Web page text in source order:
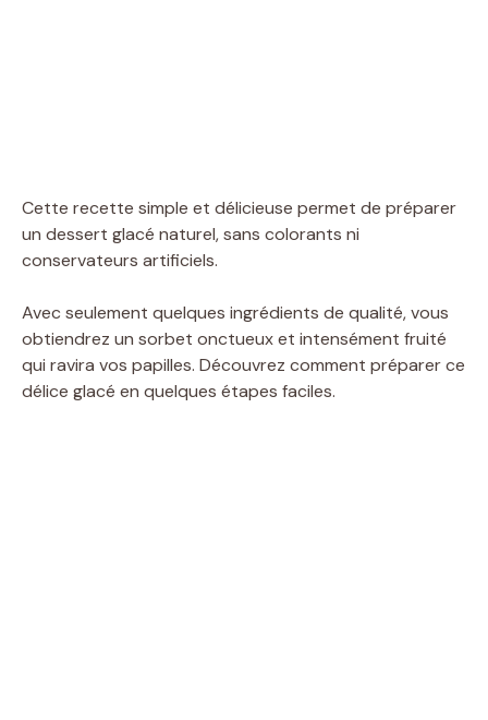
Cette recette simple et délicieuse permet de préparer
un dessert glacé naturel, sans colorants ni
conservateurs artificiels.
Avec seulement quelques ingrédients de qualité, vous
obtiendrez un sorbet onctueux et intensément fruité
qui ravira vos papilles. Découvrez comment préparer ce
délice glacé en quelques étapes faciles.